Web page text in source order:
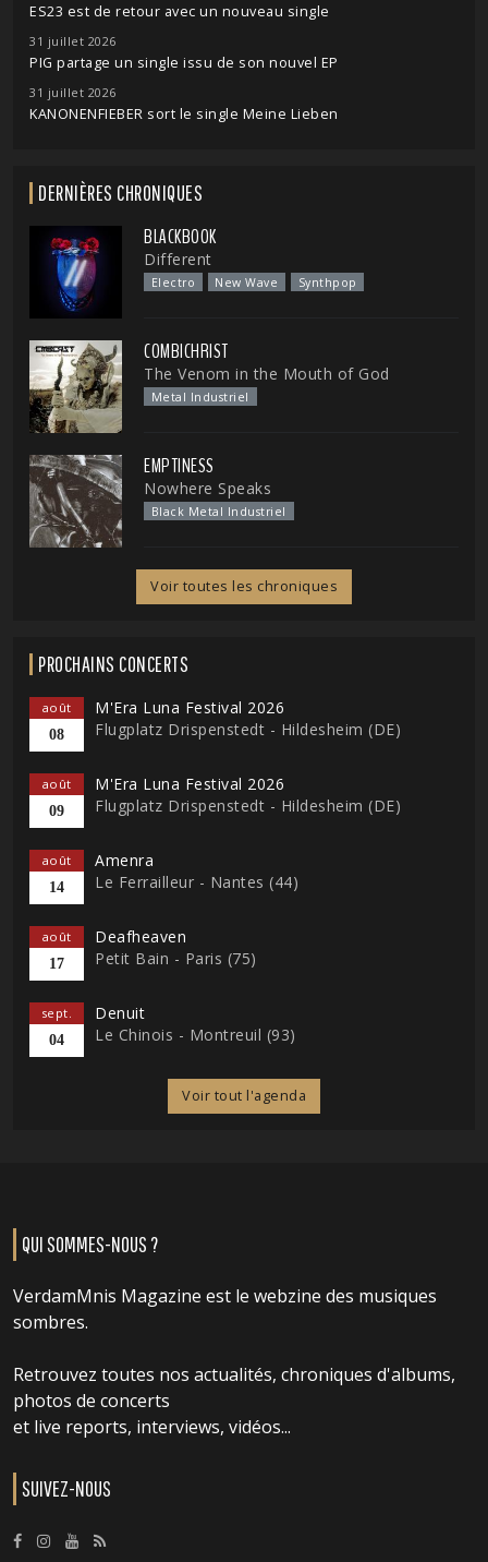
ES23 est de retour avec un nouveau single
31 juillet 2026
PIG partage un single issu de son nouvel EP
31 juillet 2026
KANONENFIEBER sort le single Meine Lieben
DERNIÈRES CHRONIQUES
BLACKBOOK
Different
Electro New Wave Synthpop
COMBICHRIST
The Venom in the Mouth of God
Metal Industriel
EMPTINESS
Nowhere Speaks
Black Metal Industriel
Voir toutes les chroniques
PROCHAINS CONCERTS
août
08
M'Era Luna Festival 2026
Flugplatz Drispenstedt - Hildesheim (DE)
août
09
M'Era Luna Festival 2026
Flugplatz Drispenstedt - Hildesheim (DE)
août
14
Amenra
Le Ferrailleur - Nantes (44)
août
17
Deafheaven
Petit Bain - Paris (75)
sept.
04
Denuit
Le Chinois - Montreuil (93)
Voir tout l'agenda
QUI SOMMES-NOUS ?
VerdamMnis Magazine est le webzine des musiques
sombres.
Retrouvez toutes nos actualités, chroniques d'albums,
photos de concerts
et live reports, interviews, vidéos...
SUIVEZ-NOUS